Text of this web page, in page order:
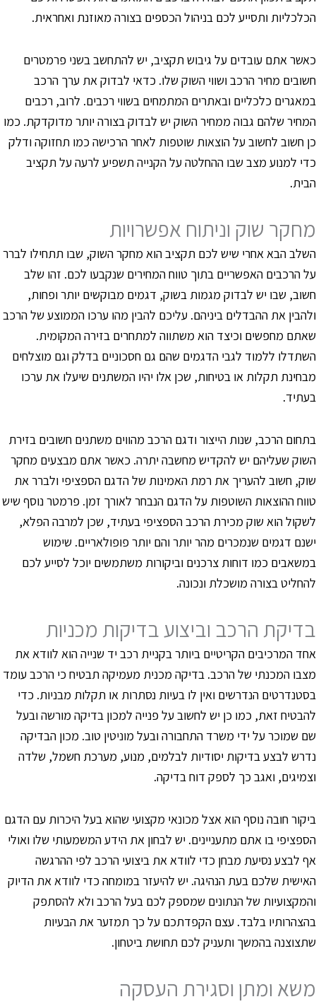
ותסייע לכם בניהול הכספים בצורה מאוזנת ואחראית.
אתם עובדים על גיבוש תקציב, יש להתחשב בשני פרמטרים
מחיר הרכב ושווי השוק שלו. כדאי לבדוק את ערך הרכב
כלכליים ובאתרים המתמחים בשווי רכבים. לרוב, רכבים
שלהם גבוה ממחיר השוק יש לבדוק בצורה יותר מדוקדקת. כמו
חשוב לחשוב על הוצאות שוטפות לאחר הרכישה כמו תחזוקה ודלק
למנוע מצב שבו ההחלטה על הקנייה תשפיע לרעה על תקציב
שוק וניתוח אפשרויות
הבא אחרי שיש לכם תקציב הוא מחקר השוק, שבו תתחילו לברר
הרכבים האפשריים בתוך טווח המחירים שנקבעו לכם. זהו שלב
שבו יש לבדוק מגמות בשוק, דגמים מבוקשים יותר ופחות,
את ההבדלים ביניהם. עליכם להבין מהו ערכו הממוצע של הרכב
מחפשים וכיצד הוא משתווה למתחרים בזירה המקומית.
ללמוד לגבי הדגמים שהם גם חסכוניים בדלק וגם מוצלחים
תקלות או בטיחות, שכן אלו יהיו המשתנים שיעלו את ערכו
הרכב, שנות הייצור ודגם הרכב מהווים משתנים חשובים בזירת
שעליהם יש להקדיש מחשבה יתרה. כאשר אתם מבצעים מחקר
חשוב להעריך את רמת האמינות של הדגם הספציפי ולברר את
ההוצאות השוטפות על הדגם הנבחר לאורך זמן. פרמטר נוסף שיש
הוא שוק מכירת הרכב הספציפי בעתיד, שכן למרבה הפלא,
דגמים שנמכרים מהר יותר והם יותר פופולאריים. שימוש
כמו דוחות צרכנים וביקורות משתמשים יוכל לסייע לכם
בצורה מושכלת ונכונה.
הרכב וביצוע בדיקות מכניות
המרכיבים הקריטיים ביותר בקניית רכב יד שנייה הוא לוודא את
המכנתי של הרכב. בדיקה מכנית מעמיקה תבטיח כי הרכב עומד
הנדרשים ואין לו בעיות נסתרות או תקלות מבניות. כדי
זאת, כמו כן יש לחשוב על פנייה למכון בדיקה מורשה ובעל
שמוכר על ידי משרד התחבורה ובעל מוניטין טוב. מכון הבדיקה
לבצע בדיקות יסודיות לבלמים, מנוע, מערכת חשמל, שלדה
ואגב כך לספק דוח בדיקה.
חובה נוסף הוא אצל מכונאי מקצועי שהוא בעל היכרות עם הדגם
בו אתם מתעניינים. יש לבחון את הידע המשמעותי שלו ואולי
לבצע נסיעת מבחן כדי לוודא את ביצועי הרכב לפי ההרגשה
שלכם בעת הנהיגה. יש להיעזר במומחה כדי לוודא את הדיוק
של הנתונים שמספק לכם בעל הרכב ולא להסתפק
בלבד. עצם הקפדתכם על כך תמזער את הבעיות
בהמשך ותעניק לכם תחושת ביטחון.
ומתן וסגירת העסקה